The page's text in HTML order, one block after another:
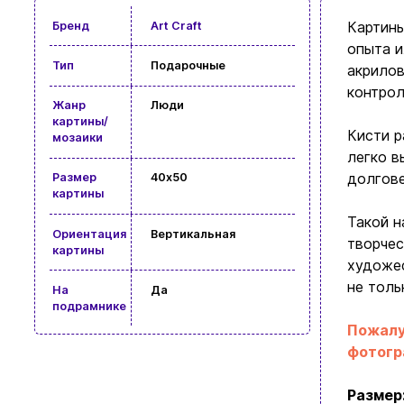
Бренд Art Craft
Тип Подарочные
Жанр
картины/
мозаики
Люди
Размер
картины
40x50
Ориентация
картины
Вертикальная
На
подрамнике
Да
опыта
Кисти
легко
Такой
не